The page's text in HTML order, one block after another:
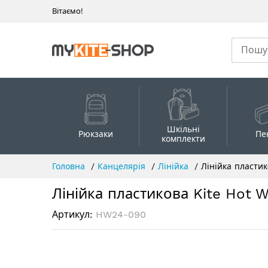
Вітаємо!
Рюкзаки
Шкільні
комплекти
Головна Канцелярія Лінійка Лінійка
Лінійка пластикова Kite Hot
Артикул HW24-090